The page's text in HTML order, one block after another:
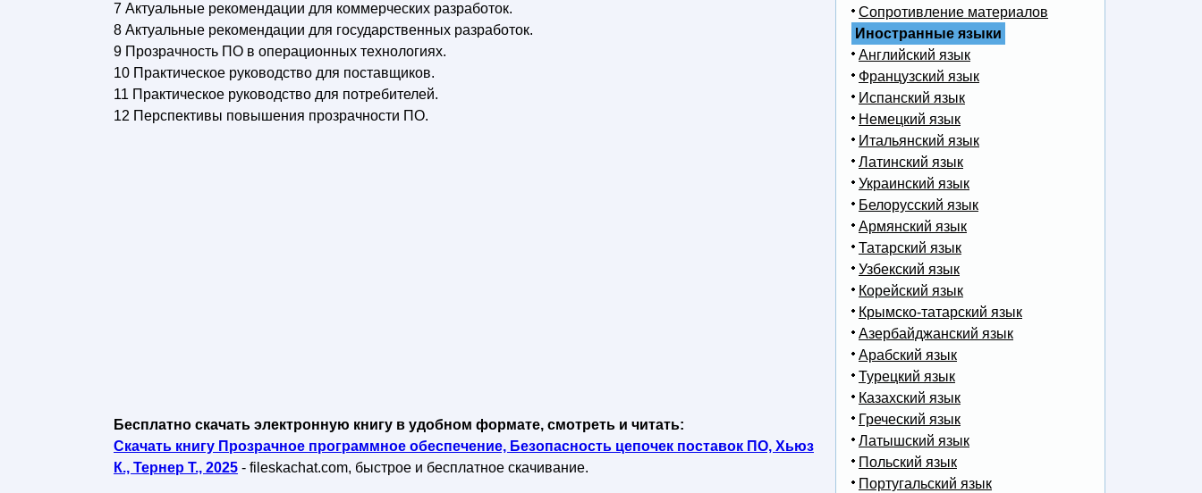
7 Актуальные рекомендации для коммерческих разработок.
8 Актуальные рекомендации для государственных разработок.
9 Прозрачность ПО в операционных технологиях.
10 Практическое руководство для поставщиков.
11 Практическое руководство для потребителей.
12 Перспективы повышения прозрачности ПО.
Бесплатно скачать электронную книгу в удобном формате, смотреть и читать:
Скачать книгу Прозрачное программное обеспечение, Безопасность цепочек поставок ПО, Хьюз
К., Тернер Т., 2025 - fileskachat.com, быстрое и бесплатное скачивание.
Сопротивление материалов
Иностранные языки
Английский язык
Французский язык
Испанский язык
Немецкий язык
Итальянский язык
Латинский язык
Украинский язык
Белорусский язык
Армянский язык
Татарский язык
Узбекский язык
Корейский язык
Крымско-татарский язык
Азербайджанский язык
Арабский язык
Турецкий язык
Казахский язык
Греческий язык
Латышский язык
Польский язык
Португальский язык